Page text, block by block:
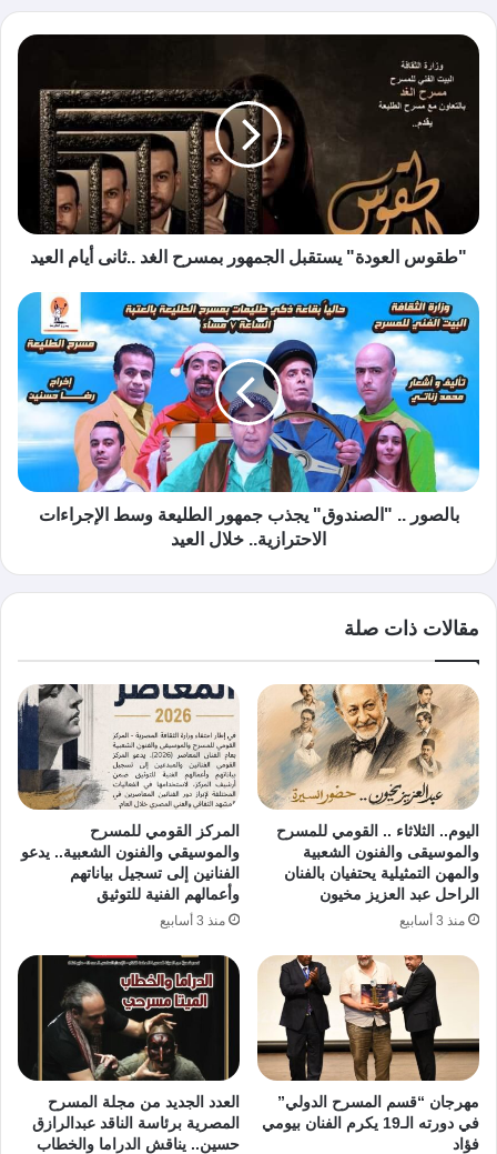
الوي
ب
"طقوس العودة" يستقبل الجمهور بمسرح الغد ..ثانى أيام العيد
بالصور .. "الصندوق" يجذب جمهور الطليعة وسط الإجراءات
الاحترازية.. خلال العيد
مقالات ذات صلة
اليوم.. الثلاثاء .. القومي للمسرح
والموسيقى والفنون الشعبية
والمهن التمثيلية يحتفيان بالفنان
الراحل عبد العزيز مخيون
منذ 3 أسابيع
المركز القومي للمسرح
والموسيقي والفنون الشعبية.. يدعو
الفنانين إلى تسجيل بياناتهم
وأعمالهم الفنية للتوثيق
منذ 3 أسابيع
مهرجان “قسم المسرح الدولي”
في دورته الـ19 يكرم الفنان بيومي
فؤاد
العدد الجديد من مجلة المسرح
المصرية برئاسة الناقد عبدالرازق
حسين.. يناقش الدراما والخطاب